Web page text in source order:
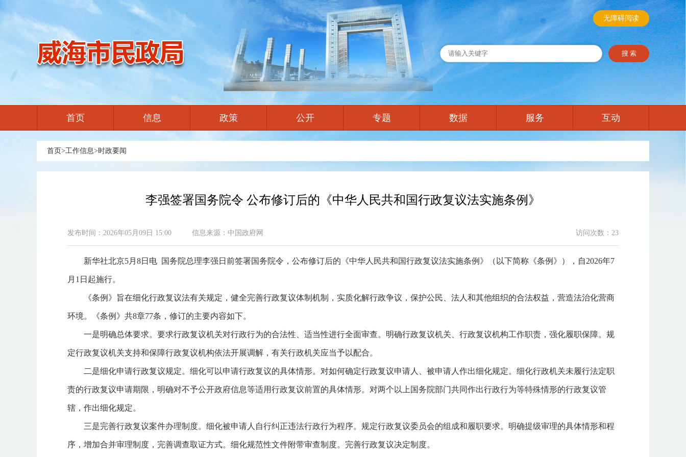
无障碍阅读
首页 信息 政策 公开 专题 数据 服务 互动
首页>工作信息>时政要闻
李强签署国务院令 公布修订后的《中华人民共和国行政复议法实施条例》
发布时间：2026年05月09日 15:00 信息来源： 中国政府网 访问次数： 23
新华社北京5月8日电 国务院总理李强日前签署国务院令，公布修订后的《中华人民共和国行政复议法实施条例》（以下简称《条例》），自2026年7
月1日起施行。
《条例》旨在细化行政复议法有关规定，健全完善行政复议体制机制，实质化解行政争议，保护公民、法人和其他组织的合法权益，营造法治化营商
环境。《条例》共8章77条，修订的主要内容如下。
一是明确总体要求。要求行政复议机关对行政行为的合法性、适当性进行全面审查。明确行政复议机关、行政复议机构工作职责，强化履职保障。规
定行政复议机关支持和保障行政复议机构依法开展调解，有关行政机关应当予以配合。
二是细化申请行政复议规定。细化可以申请行政复议的具体情形。对如何确定行政复议申请人、被申请人作出细化规定。细化行政机关未履行法定职
责的行政复议申请期限，明确对不予公开政府信息等适用行政复议前置的具体情形。对两个以上国务院部门共同作出行政行为等特殊情形的行政复议管
辖，作出细化规定。
三是完善行政复议案件办理制度。细化被申请人自行纠正违法行政行为程序。规定行政复议委员会的组成和履职要求。明确提级审理的具体情形和程
序，增加合并审理制度，完善调查取证方式。细化规范性文件附带审查制度。完善行政复议决定制度。